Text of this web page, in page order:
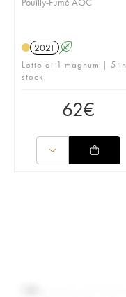
2021 A
Lotto di 1 magnum | 5 in
stock
62€